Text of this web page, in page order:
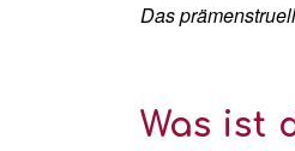
Das
Was ist